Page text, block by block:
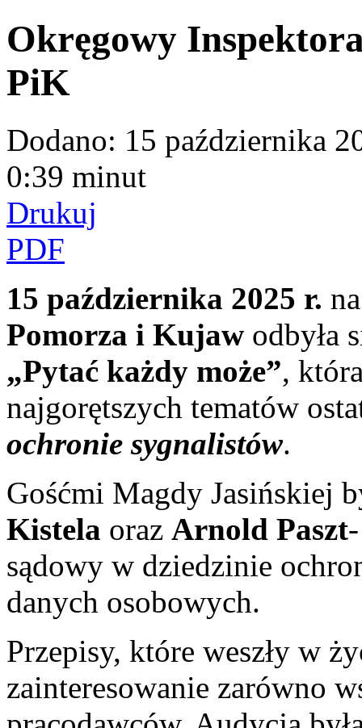
Okręgowy
PiK
Dodano: 15 października
0:39 minut
Drukuj
PDF
15 października 2025 r.
Pomorza i Kujaw odbyła
„Pytać każdy może”,
najgorętszych tematów
ochronie sygnalistów.
Gośćmi Magdy Jasińskiej
Kistela oraz Arnold Paszt
sądowy w dziedzinie
danych osobowych.
Przepisy, które weszły w
zainteresowanie zarówno